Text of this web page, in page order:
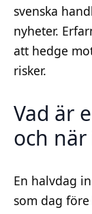
svenska
nyheter.
att hedge
risker.
Vad är
och
En halvdag
som dag